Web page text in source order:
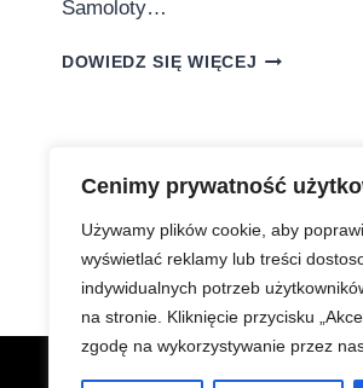
Cenimy prywatność
Używamy plików cookie, aby
wyświetlać reklamy lub treści
indywidualnych potrzeb
na stronie. Kliknięcie przycisku
zgodę na wykorzystywanie przez
Samoloty…
DOWIEDZ SIĘ WIĘCEJ
ZABAWEK